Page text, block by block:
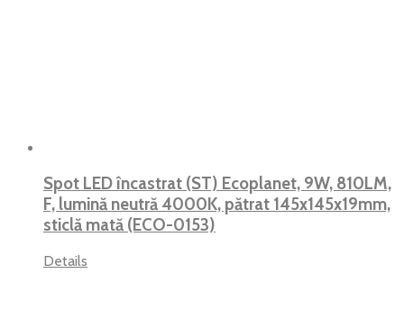
Spot LED încastrat (ST) Ecoplanet, 9W, 810LM,
F, lumină neutră 4000K, pătrat 145x145x19mm,
sticlă mată (ECO-0153)
Details